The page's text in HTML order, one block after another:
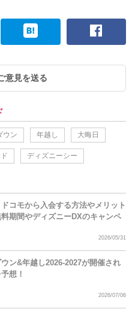
意見を送る
ウン 年越し 大晦日
ディズニーシー
ドコモから入会する方法やメリット
期間やディズニーDXのキャンペ
2026/05/31
ン&年越し2026-2027が開催され
想！
2026/07/06